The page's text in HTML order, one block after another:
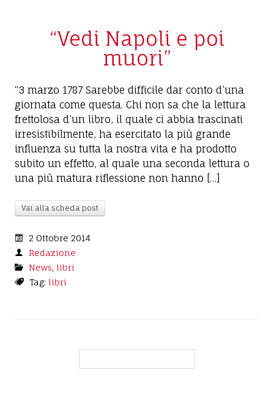
“Vedi Napoli e poi
muori”
“3 marzo 1787 Sarebbe difficile dar conto d’una
giornata come questa. Chi non sa che la lettura
frettolosa d’un libro, il quale ci abbia trascinati
irresistibilmente, ha esercitato la più grande
influenza su tutta la nostra vita e ha prodotto
subito un effetto, al quale una seconda lettura o
una più matura riflessione non hanno […]
Vai alla scheda post
2 Ottobre 2014
Redazione
News libri
Tag: libri